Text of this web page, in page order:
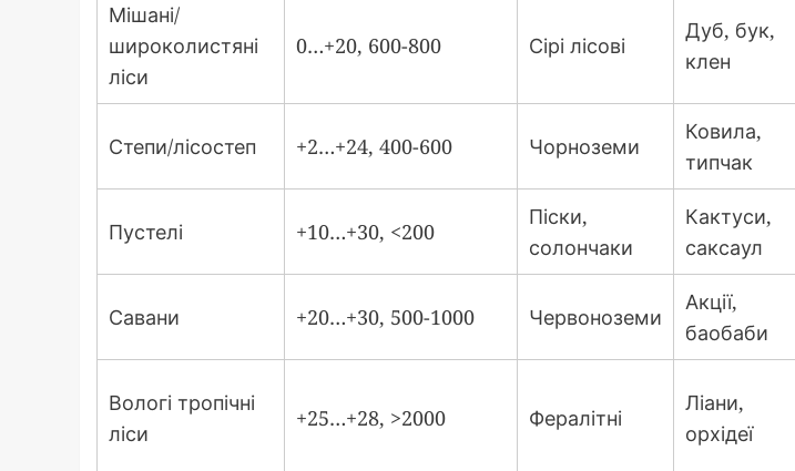
Мішані/
широколистяні
ліси
0…+20, 600-800 Сірі лісові
Дуб, бук,
клен
Степи/лісостеп +2…+24, 400-600 Чорноземи
Ковила,
типчак
Пустелі +10…+30, <200
Піски,
солончаки
Кактуси,
саксаул
Савани +20…+30, 500-1000 Червоноземи
Акції,
баобаби
Вологі тропічні
ліси
+25…+28, >2000 Фералітні
Ліани,
орхідеї